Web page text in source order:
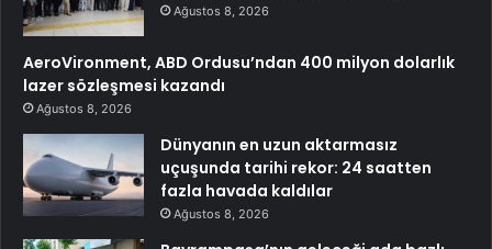
Ağustos 8, 2026
AeroVironment, ABD Ordusu’ndan 400 milyon dolarlık
lazer sözleşmesi kazandı
Ağustos 8, 2026
Dünyanın en uzun aktarmasız
uçuşunda tarihi rekor: 24 saatten
fazla havada kaldılar
Ağustos 8, 2026